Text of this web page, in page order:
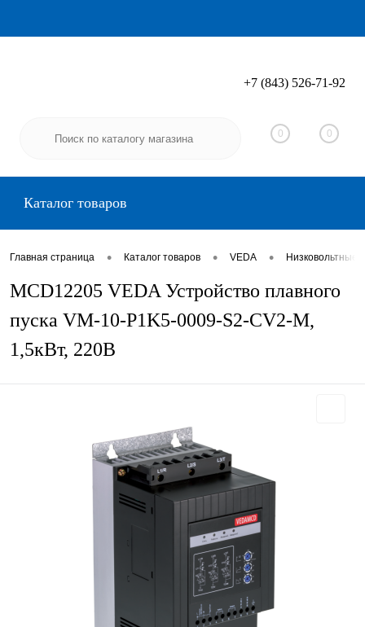
Вход Регистрация
+7 (843) 526-71-92
0 0
Каталог товаров
Главная страница • Каталог товаров • VEDA •
MCD12205 VEDA Устройство плавного
пуска VM-10-P1K5-0009-S2-CV2-M,
1,5кВт, 220В